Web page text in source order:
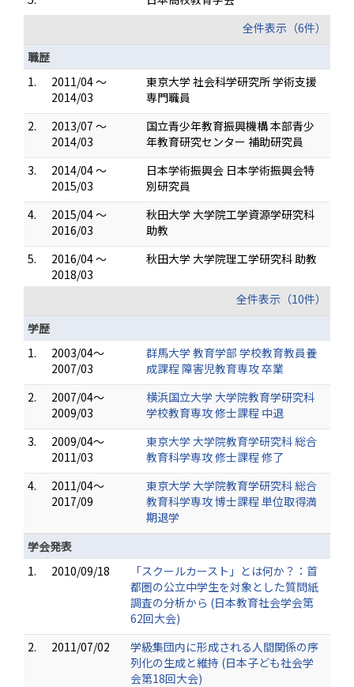
全件表示（6件）
職歴
1.
2011/04 ～
2014/03
東京大学 社会科学研究所 学術支援
専門職員
2.
2013/07 ～
2014/03
国立青少年教育振興機構 本部青少
年教育研究センター 補助研究員
3.
2014/04 ～
2015/03
日本学術振興会 日本学術振興会特
別研究員
4.
2015/04 ～
2016/03
秋田大学 大学院工学資源学研究科
助教
5.
2016/04 ～
2018/03
秋田大学 大学院理工学研究科 助教
全件表示（10件）
学歴
1.
2003/04～
2007/03
群馬大学 教育学部 学校教育教員養
成課程 障害児教育専攻 卒業
2.
2007/04～
2009/03
横浜国立大学 大学院教育学研究科
学校教育専攻 修士課程 中退
3.
2009/04～
2011/03
東京大学 大学院教育学研究科 総合
教育科学専攻 修士課程 修了
4.
2011/04～
2017/09
東京大学 大学院教育学研究科 総合
教育科学専攻 博士課程 単位取得満
期退学
学会発表
1.
2010/09/18
「スクールカースト」とは何か？：首
都圏の公立中学生を対象とした質問紙
調査の分析から (日本教育社会学会第
62回大会)
2.
2011/07/02
学級集団内に形成される人間関係の序
列化の生成と維持 (日本子ども社会学
会第18回大会)